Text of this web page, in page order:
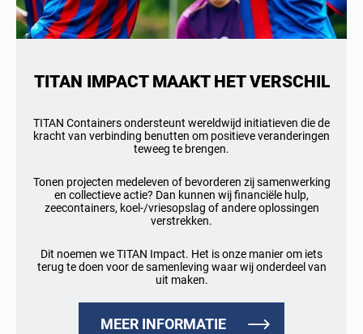
TITAN IMPACT MAAKT HET VERSCHIL
TITAN Containers ondersteunt wereldwijd initiatieven die de
kracht van verbinding benutten om positieve veranderingen
teweeg te brengen.
Tonen projecten medeleven of bevorderen zij samenwerking
en collectieve actie? Dan kunnen wij financiële hulp,
zeecontainers, koel-/vriesopslag of andere oplossingen
verstrekken.
Dit noemen we TITAN Impact. Het is onze manier om iets
terug te doen voor de samenleving waar wij onderdeel van
uit maken.
MEER INFORMATIE